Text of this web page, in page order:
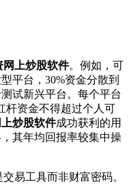
网上炒股软件。例如，可
平台，30%资金分散到
试新兴平台。每个平台
杆资金不得超过个人可
炒股软件成功获利的用
其年均回报率较集中操
交易工具而非财富密码。